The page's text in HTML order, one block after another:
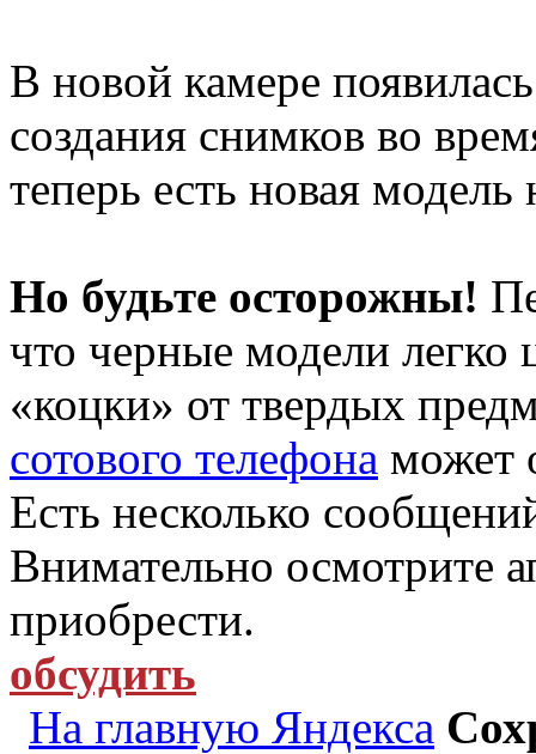
В новой камере
создания снимков во
теперь есть новая
Но будьте осторожны!
что черные модели легко
«коцки» от твердых
сотового телефона может
Есть несколько
Внимательно осмотрите
приобрести.
обсудить
На главную Яндекса